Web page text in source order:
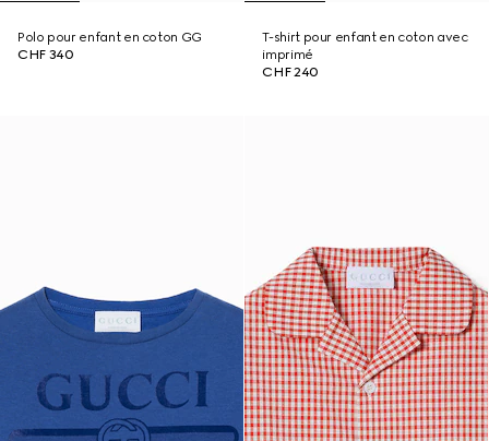
Polo pour enfant en coton GG
CHF 340
T-shirt pour enfant en coton avec
imprimé
CHF 240